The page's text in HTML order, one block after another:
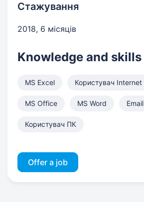
Стажування
2018, 6 місяців
Knowledge and skills
MS Excel Користувач Internet
MS Office MS Word Email
Користувач ПК
Offer a job